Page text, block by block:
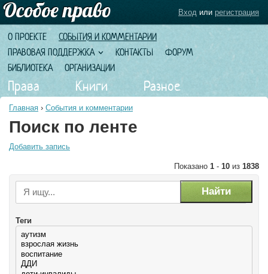
О ПРОЕКТЕ
СОБЫТИЯ И КОММЕНТАРИИ
ПРАВОВАЯ ПОДДЕРЖКА
КОНТАКТЫ
ФОРУМ
БИБЛИОТЕКА
ОРГАНИЗАЦИИ
Права Книги Разное
Вход или регистрация
Главная › События и комментарии
Поиск по ленте
Добавить запись
Показано 1 - 10 из 1838
Теги